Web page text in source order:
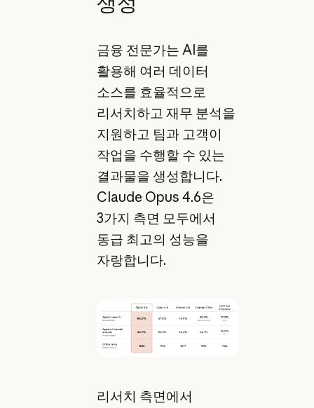
금융 전문가는 AI를
활용해 여러 데이터
소스를 효율적으로
리서치하고 재무 분석을
지원하고 팀과 고객이
작업을 수행할 수 있는
결과물을 생성합니다.
Claude Opus 4.6은
3가지 측면 모두에서
동급 최고의 성능을
자랑합니다.
리서치 측면에서